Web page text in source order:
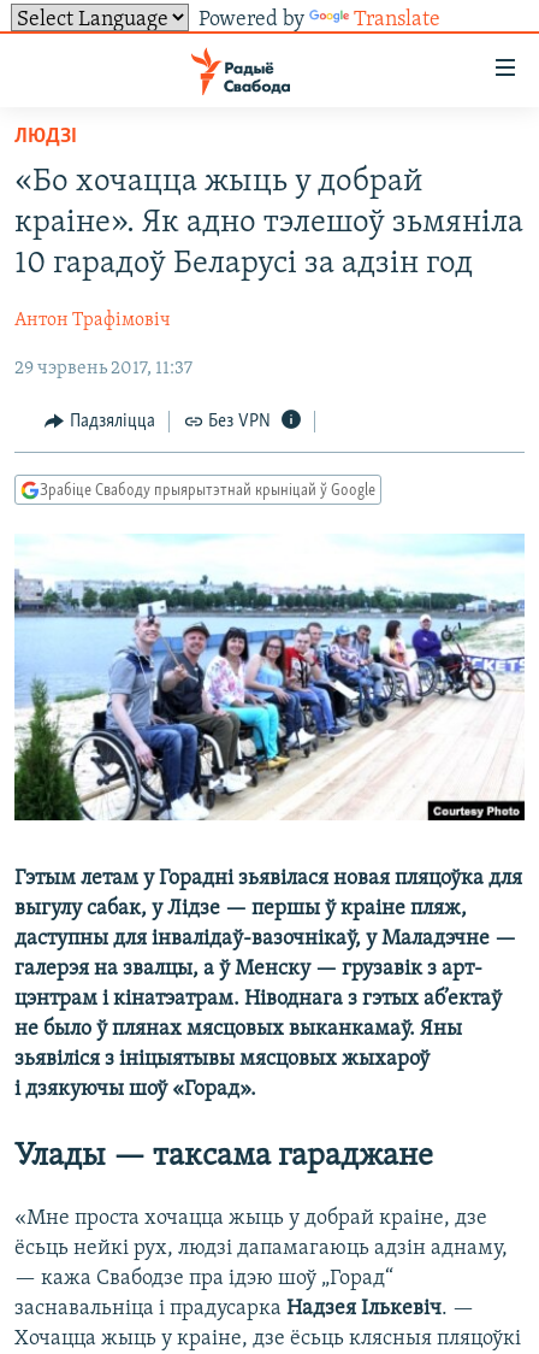
Powered by Translate
ўнівэрсальнага
доступу
Перайсьці
галоўнага
зьместу
Перайсьці
да
навігацыі
Перайсьці
пошуку
ПАЛІТЫКА
ЭКАНОМІКА
ВАЙНА
ПАЛІТВЯЗЬНІ
КАЛЯНДАР
ТОЛЬКІ НА СВАБОДЗЕ
ГІСТОРЫЯ НА СВАБОДЗЕ
ПАДКАСТЫ
КНІГІ
PREMIUM
НА ХВАЛЯХ СВАБОДЫ
СУВЯЗЬ
ПАДЗЯЛІЦЦА ІНФАРМАЦЫЯЙ
ПАДКАСТЫ
FACEBOOK
ЛЮДЗІ
«Бо хочацца жыць у добрай
краіне». Як адно тэлешоў зьмяніла
10 гарадоў Беларусі за адзін год
Антон Трафімовіч
29 чэрвень 2017, 11:37
Падзяліцца Без VPN
Зрабіце Свабоду прыярытэтнай крыніцай ў Google
Гэтым летам у Горадні зьявілася новая пляцоўка для
выгулу сабак, у Лідзе — першы ў краіне пляж,
даступны для інвалідаў-вазочнікаў, у Маладэчне —
галерэя на звалцы, а ў Менску — грузавік з арт-
цэнтрам і кінатэатрам. Ніводнага з гэтых аб’ектаў
не было ў плянах мясцовых выканкамаў. Яны
зьявіліся з ініцыятывы мясцовых жыхароў
і дзякуючы шоў «Горад».
Улады — таксама гараджане
«Мне проста хочацца жыць у добрай краіне, дзе
ёсьць нейкі рух, людзі дапамагаюць адзін аднаму,
— кажа Свабодзе пра ідэю шоў „Горад“
заснавальніца і прадусарка Надзея Ількевіч. —
Хочацца жыць у краіне, дзе ёсьць клясныя пляцоўкі